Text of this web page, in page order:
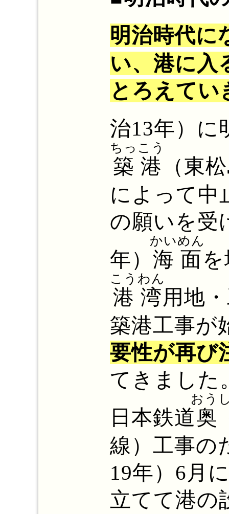
明治時代に
い、港に入
とろえてい
治13年）に
築港
ちっこう
（東
によって中
の願いを受
年）海面
かいめん
港湾
こうわん
用地
築港工事が
要性が再び
てきました
日本鉄道
おう
線）工事の
19年）6月
立てて港の